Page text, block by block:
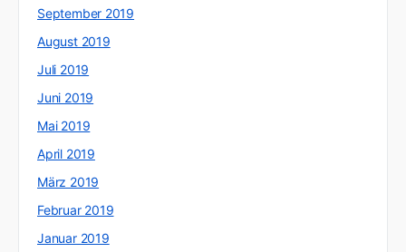
September 2019
August 2019
Juli 2019
Juni 2019
Mai 2019
April 2019
März 2019
Februar 2019
Januar 2019